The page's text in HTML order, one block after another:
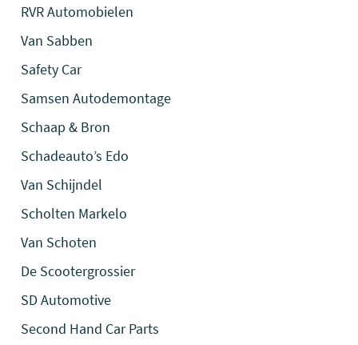
RVR Automobielen
Van Sabben
Safety Car
Samsen Autodemontage
Schaap & Bron
Schadeauto’s Edo
Van Schijndel
Scholten Markelo
Van Schoten
De Scootergrossier
SD Automotive
Second Hand Car Parts